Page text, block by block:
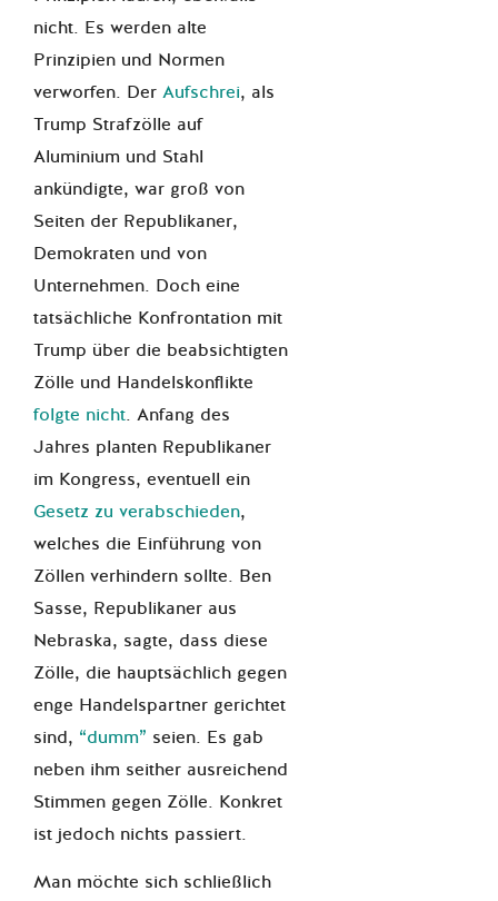
nicht. Es werden alte
Prinzipien und Normen
verworfen. Der Aufschrei, als
Trump Strafzölle auf
Aluminium und Stahl
ankündigte, war groß von
Seiten der Republikaner,
Demokraten und von
Unternehmen. Doch eine
tatsächliche Konfrontation mit
Trump über die beabsichtigten
Zölle und Handelskonflikte
folgte nicht. Anfang des
Jahres planten Republikaner
im Kongress, eventuell ein
Gesetz zu verabschieden,
welches die Einführung von
Zöllen verhindern sollte. Ben
Sasse, Republikaner aus
Nebraska, sagte, dass diese
Zölle, die hauptsächlich gegen
enge Handelspartner gerichtet
sind, “dumm” seien. Es gab
neben ihm seither ausreichend
Stimmen gegen Zölle. Konkret
ist jedoch nichts passiert.
Man möchte sich schließlich